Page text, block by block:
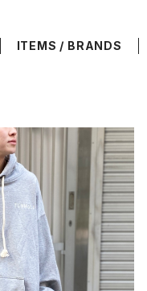
ITEMS / BRANDS